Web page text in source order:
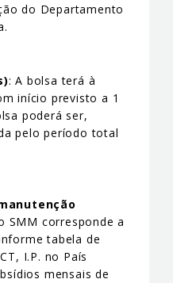
do Departamento
: A bolsa terá à
início previsto a 1
poderá ser,
pelo período total
SMM corresponde a
tabela de
I.P. no País
mensais de